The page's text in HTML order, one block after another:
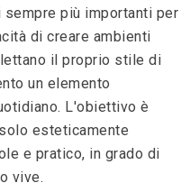
più importanti per
di creare ambienti
il proprio stile di
un elemento
L'obiettivo è
esteticamente
e pratico, in grado di
vive.